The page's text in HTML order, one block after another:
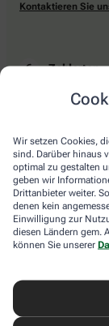
Wir setzen Cookies,
sind. Darüber hinaus
optimal zu gestalten
geben wir
Drittanbieter weiter.
denen kein
Einwilligung zur
diesen Ländern gem.
können Sie unserer
Kontaktieren Sie
Zahlarten
Bar oder mit einer
Lieferarten
Newsletter